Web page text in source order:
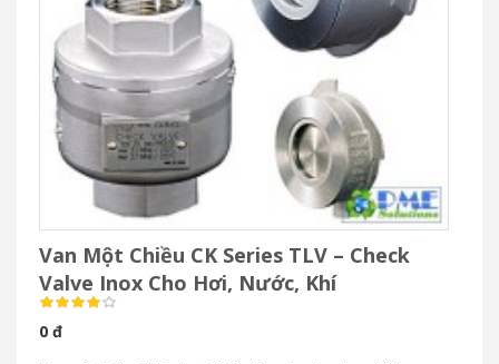
Van Một Chiều CK Series TLV – Check
Valve Inox Cho Hơi, Nước, Khí
0 đ